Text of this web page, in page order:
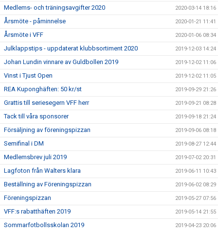
Medlems- och träningsavgifter 2020 2020-03-14 18:16
Årsmöte - påminnelse 2020-01-21 11:41
Årsmöte i VFF 2020-01-06 08:34
Julklappstips - uppdaterat klubbsortiment 2020 2019-12-03 14:24
Johan Lundin vinnare av Guldbollen 2019 2019-12-02 11:06
Vinst i Tjust Open 2019-12-02 11:05
REA Kuponghäften: 50 kr/st 2019-09-29 21:26
Grattis till seriesegern VFF herr 2019-09-21 08:28
Tack till våra sponsorer 2019-09-18 21:24
Försäljning av föreningspizzan 2019-09-06 08:18
Semifinal i DM 2019-08-27 12:44
Medlemsbrev juli 2019 2019-07-02 20:31
Lagfoton från Walters klara 2019-06-11 10:43
Beställning av Föreningspizzan 2019-06-02 08:29
Föreningspizzan 2019-05-27 07:56
VFF:s rabatthäften 2019 2019-05-14 21:55
Sommarfotbollsskolan 2019 2019-04-23 20:06